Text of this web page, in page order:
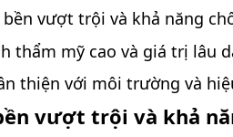
vượt trội và khả năng
thẩm mỹ cao và giá trị lâu
thiện với môi trường và
vượt trội và khả